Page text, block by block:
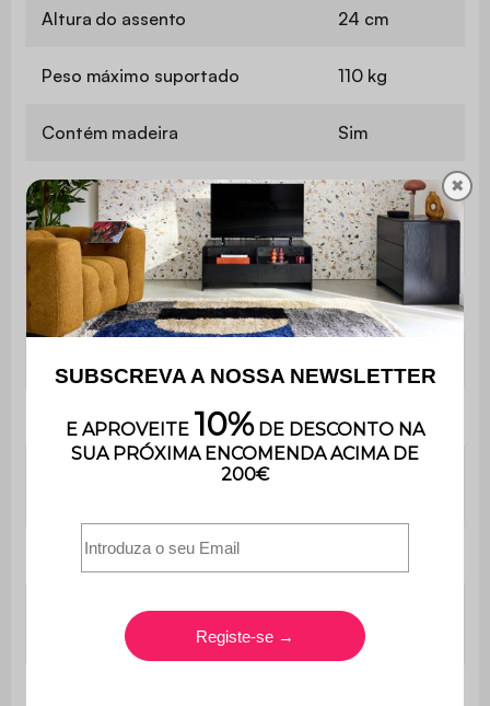
Altura do assento 24 cm
Peso máximo suportado 110 kg
Contém madeira Sim
Montagem
É muito fácil de montar e
inclui instruções.
Utilização Ao ar livre
Garantia 3 anos
Eucalipto 100%, cor de teca,
Corda Taupe, linear, poliéster
66,5x81x71cm (8,5kg)
✖